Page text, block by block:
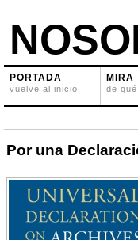
PORTADA
vuelve al inicio
MIRA
de
Por una